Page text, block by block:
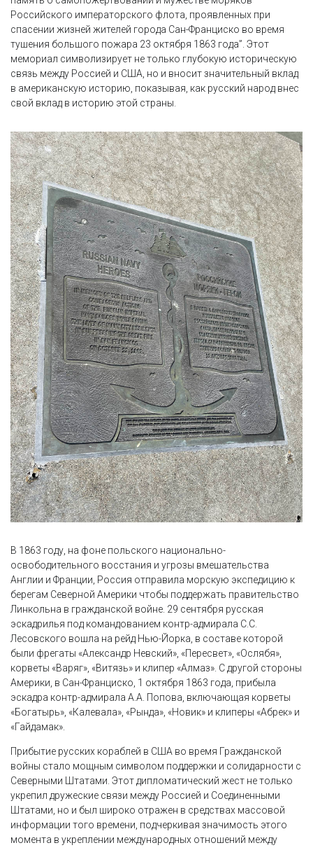
Российского императорского флота, проявленных при
спасении жизней жителей города Сан-Франциско во время
тушения большого пожара 23 октября 1863 года”. Этот
мемориал символизирует не только глубокую историческую
связь между Россией и США, но и вносит значительный вклад
в американскую историю, показывая, как русский народ внес
свой вклад в историю этой страны.
В 1863 году, на фоне польского национально-
освободительного восстания и угрозы вмешательства
Англии и Франции, Россия отправила морскую экспедицию к
берегам Северной Америки чтобы поддержать правительство
Линкольна в гражданской войне. 29 сентября русская
эскадрилья под командованием контр-адмирала С.С.
Лесовского вошла на рейд Нью-Йорка, в составе которой
были фрегаты «Александр Невский», «Пересвет», «Ослябя»,
корветы «Варяг», «Витязь» и клипер «Алмаз». С другой стороны
Америки, в Сан-Франциско, 1 октября 1863 года, прибыла
эскадра контр-адмирала А.А. Попова, включающая корветы
«Богатырь», «Калевала», «Рында», «Новик» и клиперы «Абрек» и
«Гайдамак».
Прибытие русских кораблей в США во время Гражданской
войны стало мощным символом поддержки и солидарности с
Северными Штатами. Этот дипломатический жест не только
укрепил дружеские связи между Россией и Соединенными
Штатами, но и был широко отражен в средствах массовой
информации того времени, подчеркивая значимость этого
момента в укреплении международных отношений между